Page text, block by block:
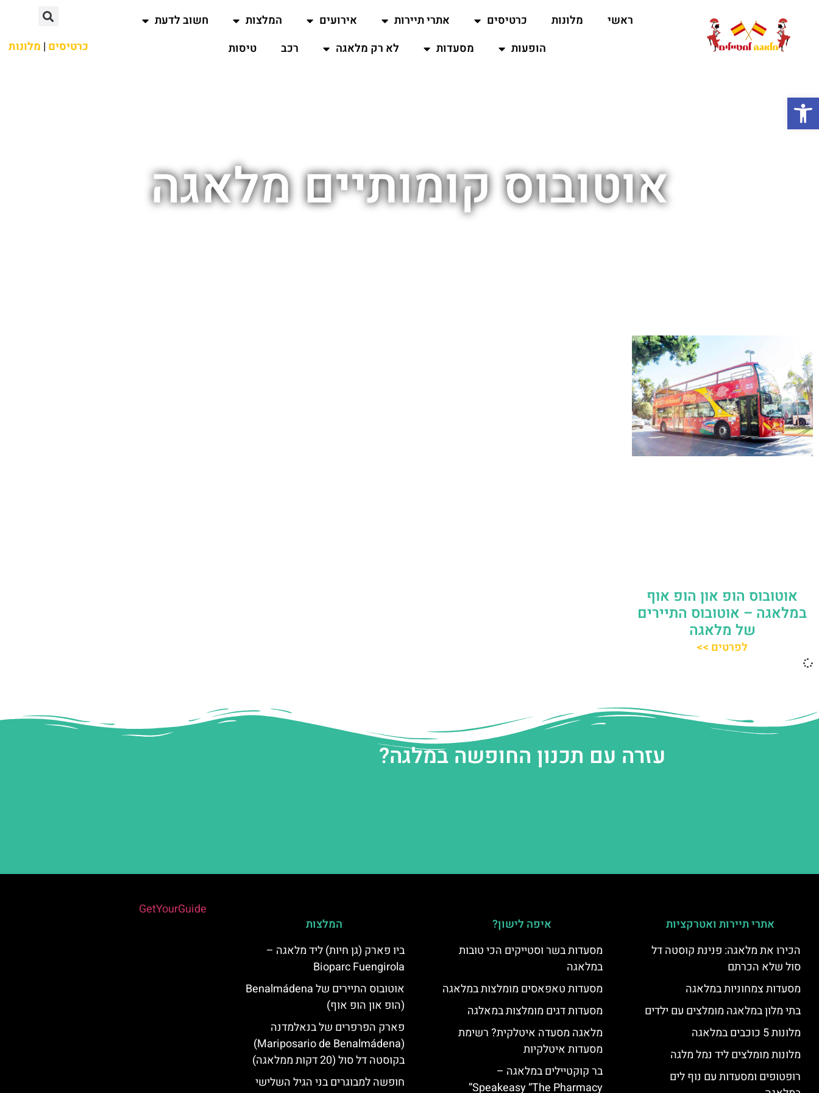
ראשי מלונות כרטיסים אתרי תיירות אירועים המלצות
חשוב לדעת
הופעות
מסעדות לא רק מלאגה רכב טיסות כרטיסים | מלונות
אוטובוס קומותיים מלאגה
אוטובוס הופ און הופ אוף
במלאגה – אוטובוס התיירים
של מלאגה
לפרטים >>
עזרה עם תכנון החופשה במלגה?
אתרי תיירות ואטרקציות
הכירו את מלאגה: פנינת קוסטה דל
סול שלא הכרתם
מסעדות צמחוניות במלאגה
בתי מלון במלאגה מומלצים עם ילדים
מלונות 5 כוכבים במלאגה
מלונות מומלצים ליד נמל מלגה
רופטופים ומסעדות עם נוף לים
איפה לישון?
מסעדות בשר וסטייקים הכי טובות
במלאגה
מסעדות טאפאסים מומלצות במלאגה
מסעדות דגים מומלצות במאלגה
מלאגה מסעדה איטלקית? רשימת
מסעדות איטלקיות
בר קוקטיילים במלאגה –
Speakeasy “The Pharmacy”
המלצות
ביו פארק (גן חיות) ליד מלאגה –
Bioparc Fuengirola
אוטובוס התיירים של Benalmádena
(הופ און הופ אוף)
פארק הפרפרים של בנאלמדנה
(Mariposario de Benalmádena)
בקוסטה דל סול (20 דקות ממלאגה)
חופשה למבוגרים בני הגיל השלישי
GetYourGuide
פתח סרגל נגישות